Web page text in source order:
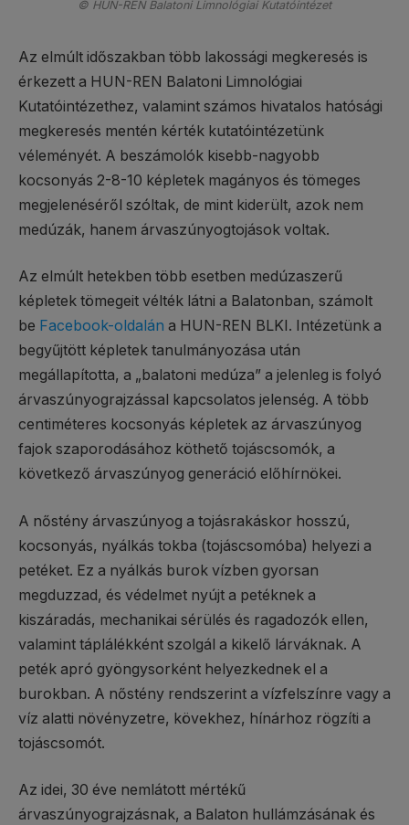
© HUN-REN Balatoni Limnológiai Kutatóintézet
Az elmúlt időszakban több lakossági megkeresés is
érkezett a HUN-REN Balatoni Limnológiai
Kutatóintézethez, valamint számos hivatalos hatósági
megkeresés mentén kérték kutatóintézetünk
véleményét. A beszámolók kisebb-nagyobb
kocsonyás 2-8-10 képletek magányos és tömeges
megjelenéséről szóltak, de mint kiderült, azok nem
medúzák, hanem árvaszúnyogtojások voltak.
Az elmúlt hetekben több esetben medúzaszerű
képletek tömegeit vélték látni a Balatonban, számolt
be Facebook-oldalán a HUN-REN BLKI. Intézetünk a
begyűjtött képletek tanulmányozása után
megállapította, a „balatoni medúza” a jelenleg is folyó
árvaszúnyograjzással kapcsolatos jelenség. A több
centiméteres kocsonyás képletek az árvaszúnyog
fajok szaporodásához köthető tojáscsomók, a
következő árvaszúnyog generáció előhírnökei.
A nőstény árvaszúnyog a tojásrakáskor hosszú,
kocsonyás, nyálkás tokba (tojáscsomóba) helyezi a
petéket. Ez a nyálkás burok vízben gyorsan
megduzzad, és védelmet nyújt a petéknek a
kiszáradás, mechanikai sérülés és ragadozók ellen,
valamint táplálékként szolgál a kikelő lárváknak. A
peték apró gyöngysorként helyezkednek el a
burokban. A nőstény rendszerint a vízfelszínre vagy a
víz alatti növényzetre, kövekhez, hínárhoz rögzíti a
tojáscsomót.
Az idei, 30 éve nemlátott mértékű
árvaszúnyograjzásnak, a Balaton hullámzásának és